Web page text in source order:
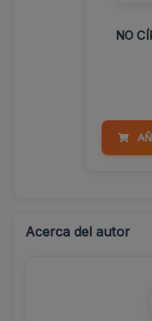
NO
Acerca del autor